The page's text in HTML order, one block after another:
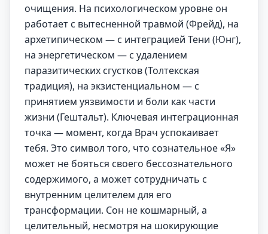
очищения. На психологическом уровне он
работает с вытесненной травмой (Фрейд), на
архетипическом — с интеграцией Тени (Юнг),
на энергетическом — с удалением
паразитических сгустков (Толтекская
традиция), на экзистенциальном — с
принятием уязвимости и боли как части
жизни (Гештальт). Ключевая интеграционная
точка — момент, когда Врач успокаивает
тебя. Это символ того, что сознательное «Я»
может не бояться своего бессознательного
содержимого, а может сотрудничать с
внутренним целителем для его
трансформации. Сон не кошмарный, а
целительный, несмотря на шокирующие